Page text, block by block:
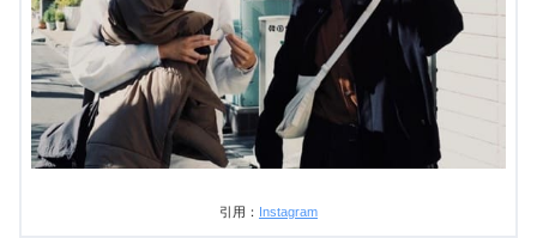
引用： Instagram